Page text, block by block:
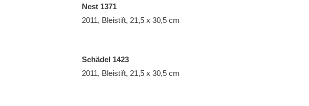
Nest 1371
2011, Bleistift, 21,5 x 30,5 cm
Schädel 1423
2011, Bleistift, 21,5 x 30,5 cm